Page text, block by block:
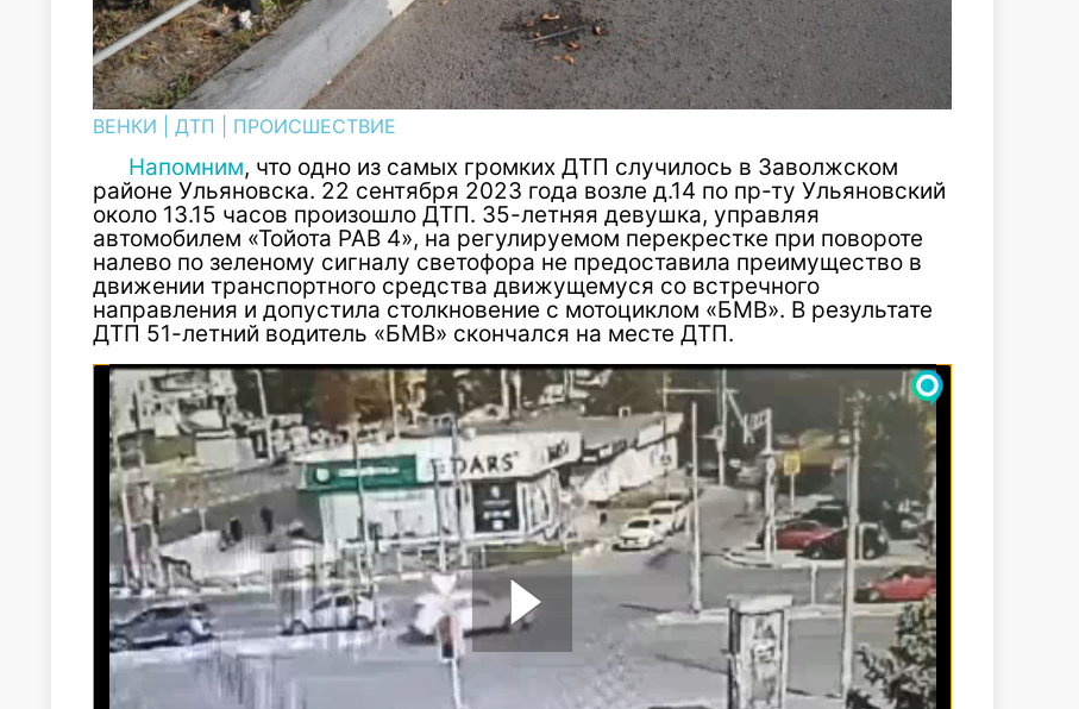
ВЕНКИ ДТП ПРОИСШЕСТВИЕ
Напомним, что одно из самых громких ДТП случилось в Заволжском
районе Ульяновска. 22 сентября 2023 года возле д.14 по пр-ту Ульяновский
около 13.15 часов произошло ДТП. 35-летняя девушка, управляя
автомобилем «Тойота РАВ 4», на регулируемом перекрестке при повороте
налево по зеленому сигналу светофора не предоставила преимущество в
движении транспортного средства движущемуся со встречного
направления и допустила столкновение с мотоциклом «БМВ». В результате
ДТП 51-летний водитель «БМВ» скончался на месте ДТП.